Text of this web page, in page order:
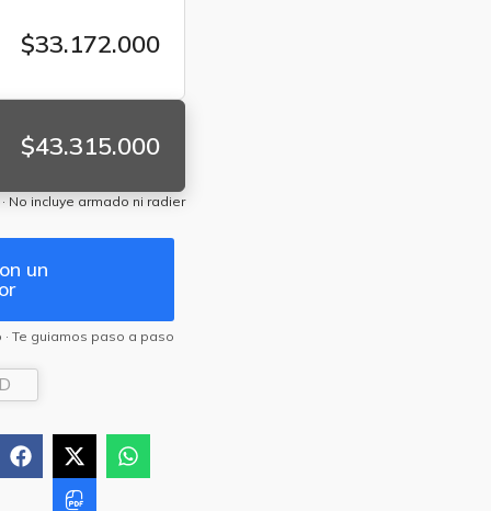
$33.172.000
$43.315.000
No incluye armado ni radier
un
Te guiamos paso a paso